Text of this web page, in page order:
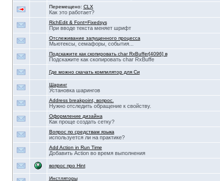
Перемещено: CLX
Как это работает?
RichEdit & Font=Fixedsys
При вводе текста меняет шрифт
Отслеживание запущенного процесса
Мьютексы, семафоры, события...
Подскажите как скопировать char RxBuffer[4096] в
Подскажите как скопировать char RxBuffe
Где можно скачать компилятор для Си
Шаринг
Установка шарингов
Address breakpoint, вопрос.
Нужно отследить обращение к свойству.
Оформление дизайна
Как проще создать сетку?
Вопрос по средствам языка
используется ли на практике?
Add Action in Run Time
Добавить Action во время выполнения
вопрос про Hint
Инстляторы